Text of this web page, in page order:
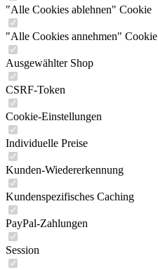
"Alle Cookies ablehnen" Cookie
"Alle Cookies annehmen" Cookie
Ausgewählter Shop
CSRF-Token
Cookie-Einstellungen
Individuelle Preise
Kunden-Wiedererkennung
Kundenspezifisches Caching
PayPal-Zahlungen
Session